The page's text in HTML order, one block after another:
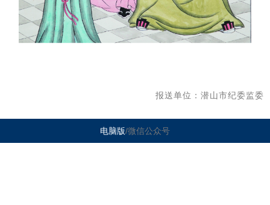
报送单位：潜山市纪委监委
电脑版/微信公众号